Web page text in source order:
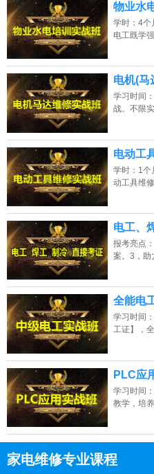
物业水
学时：4个
电工既学
电机(马
学习时间
战。不限
电动工
学时：1个
动工具维
电工、
报考亮点
案。3，
全能电
学习时间
工证】，
PLC应
学习时间
教学，培
家电维修专业课程